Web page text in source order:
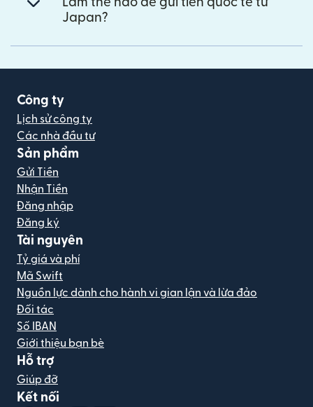
Japan?
Công ty
Lịch sử công ty
Các nhà đầu tư
Sản phẩm
Gửi Tiền
Nhận Tiền
Đăng nhập
Đăng ký
Tài nguyên
Tỷ giá và phí
Mã Swift
Nguồn lực dành cho hành vi gian lận và lừa đảo
Đối tác
Số IBAN
Giới thiệu bạn bè
Hỗ trợ
Giúp đỡ
Kết nối